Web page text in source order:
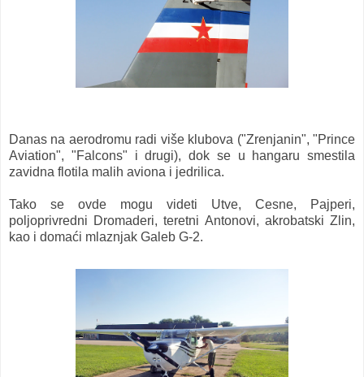
Danas na aerodromu radi više klubova ("Zrenjanin", "Prince
Aviation", "Falcons" i drugi), dok se u hangaru smestila
zavidna flotila malih aviona i jedrilica.
Tako se ovde mogu videti Utve, Cesne, Pajperi,
poljoprivredni Dromaderi, teretni Antonovi, akrobatski Zlin,
kao i domaći mlaznjak Galeb G-2.